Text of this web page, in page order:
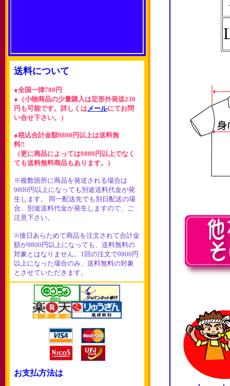
送料について
●全国一律780円
●（小物商品の少量購入は定形外発送230
円も可能です。詳しくはメールにてお問
い合せ下さい。）
●税込合計金額9800円以上は送料無
料!!
（更に商品によっては9800円以上でなく
ても送料無料商品もあります。）
※複数箇所に商品を発送される場合は
9800円以上になっても別途送料代金が発
生します。 同一配送先でも別日配送の場
合、別途送料代金が発生しますので、ご
注意下さい。
※後日あらためて商品を注文されて合計金
額が9800円以上になっても、送料無料の
対象とはなりません。1回の注文で9800円
以上になった場合のみ、送料無料の対象
とさせていただきます。
お支払方法は